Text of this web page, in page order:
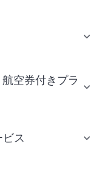
空券付きプラ
ス